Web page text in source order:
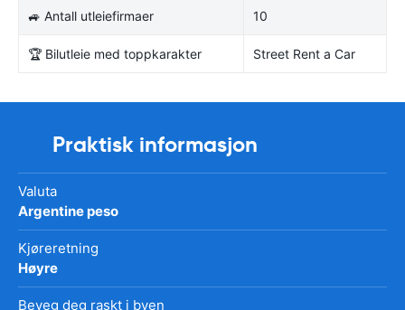
🚙 Antall utleiefirmaer 10
🏆 Bilutleie med toppkarakter Street Rent a Car
Praktisk informasjon
Valuta
Argentine peso
Kjøreretning
Høyre
Beveg deg raskt i byen